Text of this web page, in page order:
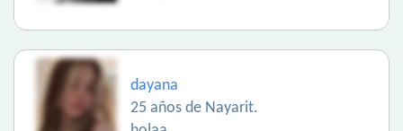
dayana
25 años de Nayarit.